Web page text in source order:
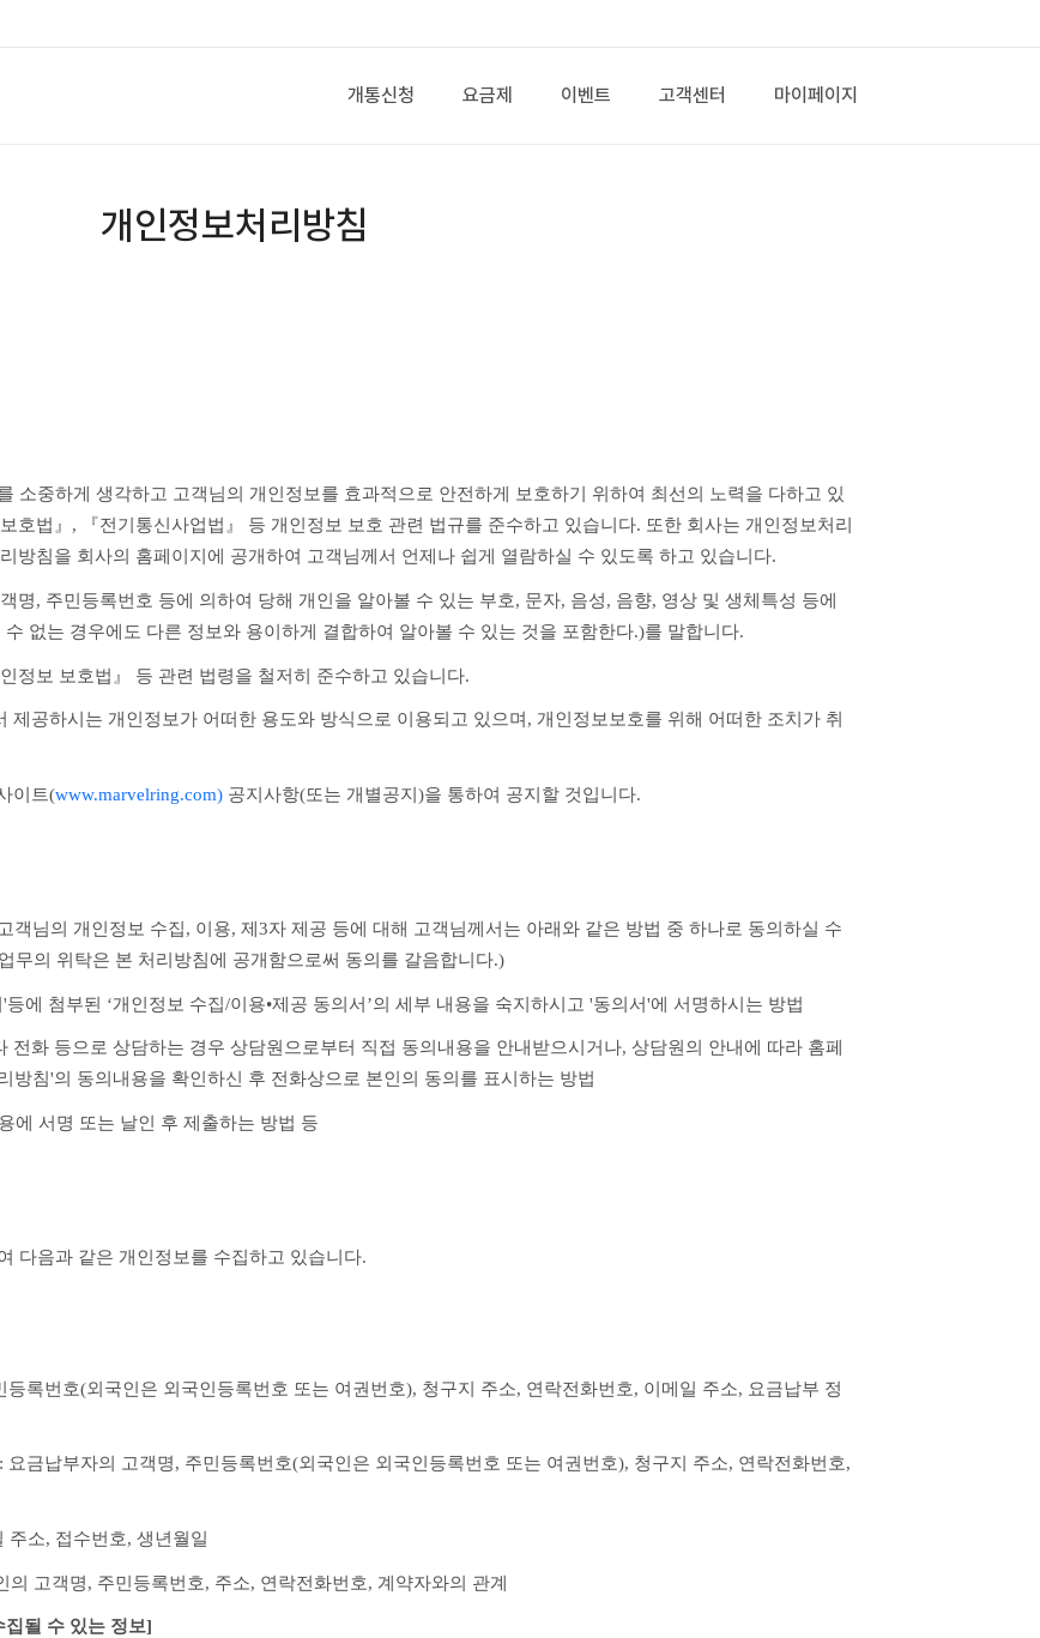
개통신청 요금제 이벤트 고객센터 마이페이지
개인정보처리방침
호법』, 『전기통신사업법』 등 개인정보 보호 관련 법규를 준수하고 있습니다. 또한 회사는 개인정보처리
방침을 회사의 홈페이지에 공개하여 고객님께서 언제나 쉽게 열람하실 수 있도록 하고 있습니다.
, 주민등록번호 등에 의하여 당해 개인을 알아볼 수 있는 부호, 문자, 음성, 음향, 영상 및 생체특성 등에
없는 경우에도 다른 정보와 용이하게 결합하여 알아볼 수 있는 것을 포함한다.)를 말합니다.
정보 보호법』 등 관련 법령을 철저히 준수하고 있습니다.
공하시는 개인정보가 어떠한 용도와 방식으로 이용되고 있으며, 개인정보보호를 위해 어떠한 조치가 취
이트(www.marvelring.com) 공지사항(또는 개별공지)을 통하여 공지할 것입니다.
무의 위탁은 본 처리방침에 공개함으로써 동의를 갈음합니다.)
에 첨부된 ‘개인정보 수집/이용•제공 동의서’의 세부 내용을 숙지하시고 '동의서'에 서명하시는 방법
전화 등으로 상담하는 경우 상담원으로부터 직접 동의내용을 안내받으시거나, 상담원의 안내에 따라 홈페
방침'의 동의내용을 확인하신 후 전화상으로 본인의 동의를 표시하는 방법
에 서명 또는 날인 후 제출하는 방법 등
다음과 같은 개인정보를 수집하고 있습니다.
록번호(외국인은 외국인등록번호 또는 여권번호), 청구지 주소, 연락전화번호, 이메일 주소, 요금납부 정
요금납부자의 고객명, 주민등록번호(외국인은 외국인등록번호 또는 여권번호), 청구지 주소, 연락전화번호,
주소, 접수번호, 생년월일
의 고객명, 주민등록번호, 주소, 연락전화번호, 계약자와의 관계
될 수 있는 정보]